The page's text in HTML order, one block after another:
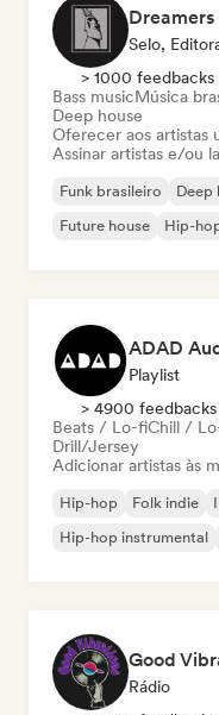
Selo,
> 1000 feedbacks
Bass musicMúsica
Deep house
Oferecer aos artistas
Assinar artistas e/ou
Funk brasileiro Deep
Future house
Hip-
ADAD
Playlist
> 4900
Beats / Lo-fiChill /
Drill/Jersey
Adicionar artistas às
Hip-hop Folk indie
Hip-hop instrumental
Good
Rádio